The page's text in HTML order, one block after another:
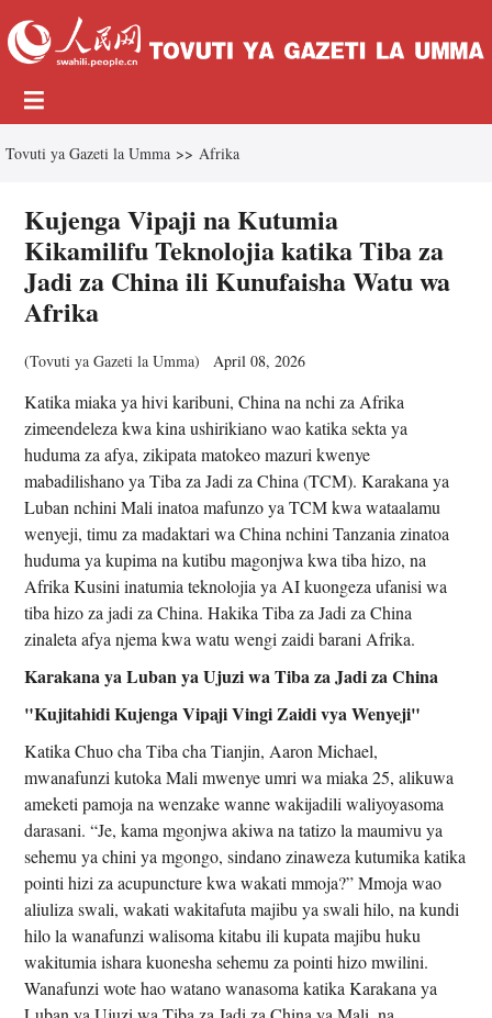
Tovuti ya Gazeti la Umma >> Afrika
Kujenga Vipaji na Kutumia
Kikamilifu Teknolojia katika Tiba za
Jadi za China ili Kunufaisha Watu wa
Afrika
(Tovuti ya Gazeti la Umma) April 08, 2026
Katika miaka ya hivi karibuni, China na nchi za Afrika
zimeendeleza kwa kina ushirikiano wao katika sekta ya
huduma za afya, zikipata matokeo mazuri kwenye
mabadilishano ya Tiba za Jadi za China (TCM). Karakana ya
Luban nchini Mali inatoa mafunzo ya TCM kwa wataalamu
wenyeji, timu za madaktari wa China nchini Tanzania zinatoa
huduma ya kupima na kutibu magonjwa kwa tiba hizo, na
Afrika Kusini inatumia teknolojia ya AI kuongeza ufanisi wa
tiba hizo za jadi za China. Hakika Tiba za Jadi za China
zinaleta afya njema kwa watu wengi zaidi barani Afrika.
Karakana ya Luban ya Ujuzi wa Tiba za Jadi za China
"Kujitahidi Kujenga Vipaji Vingi Zaidi vya Wenyeji"
Katika Chuo cha Tiba cha Tianjin, Aaron Michael,
mwanafunzi kutoka Mali mwenye umri wa miaka 25, alikuwa
ameketi pamoja na wenzake wanne wakijadili waliyoyasoma
darasani. “Je, kama mgonjwa akiwa na tatizo la maumivu ya
sehemu ya chini ya mgongo, sindano zinaweza kutumika katika
pointi hizi za acupuncture kwa wakati mmoja?” Mmoja wao
aliuliza swali, wakati wakitafuta majibu ya swali hilo, na kundi
hilo la wanafunzi walisoma kitabu ili kupata majibu huku
wakitumia ishara kuonesha sehemu za pointi hizo mwilini.
Wanafunzi wote hao watano wanasoma katika Karakana ya